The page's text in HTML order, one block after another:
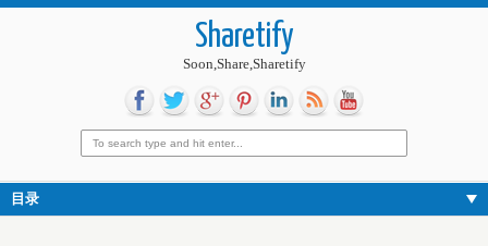
Sharetify
Soon,Share,Sharetify
目录